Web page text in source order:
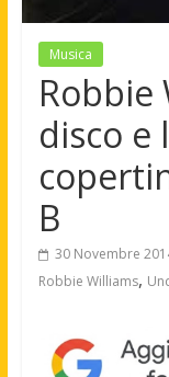
Musica
Robbie
disco e
B
30 Novembre
Robbie Williams,